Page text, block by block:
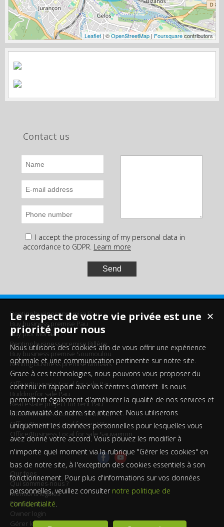
Leaflet| ©OpenStreetMap | Foursquarecontributors
Contact us
I accept the processing of my personal data in
accordance to GDPR. Learn more
Renting business premise Pau
Buy business premise Pau
Buy plot Morlaas
Renting business premise Billère
Buy business premise Soumoulou
Renting business premise Morlaas
Office/Business Local for sale Pau
Building for sale Pau
Real estate project for rent Pau
Office/Business Local for rent Pau
Office/Business Local for rent Pau
Office/Business Local for sale Sauvagnon
Our fees
Qui sommes-nous ?
Mentions légales
Plan du site
Owner login
Gérer les cookies
✕
Le respect de votre vie privée est une
priorité pour nous
Nous utilisons des cookies afin de vous offrir une expérience
optimale et une communication pertinente sur notre site.
Grace à ces technologies, nous pouvons vous proposer du
contenu en rapport avec vos centres d'intérêt. Ils nous
permettent également d'améliorer la qualité de nos services et
la convivialité de notre site internet. Nous utiliserons
uniquement les données personnelles pour lesquelles vous
avez donné votre accord. Vous pouvez les modifier à
n'importe quel moment via la rubrique "Gérer les cookies" en
bas de notre site, à l'exception des cookies essentiels à son
fonctionnement. Pour plus d'informations sur vos données
personnelles, veuillez consulter notre politique de
confidentialité.